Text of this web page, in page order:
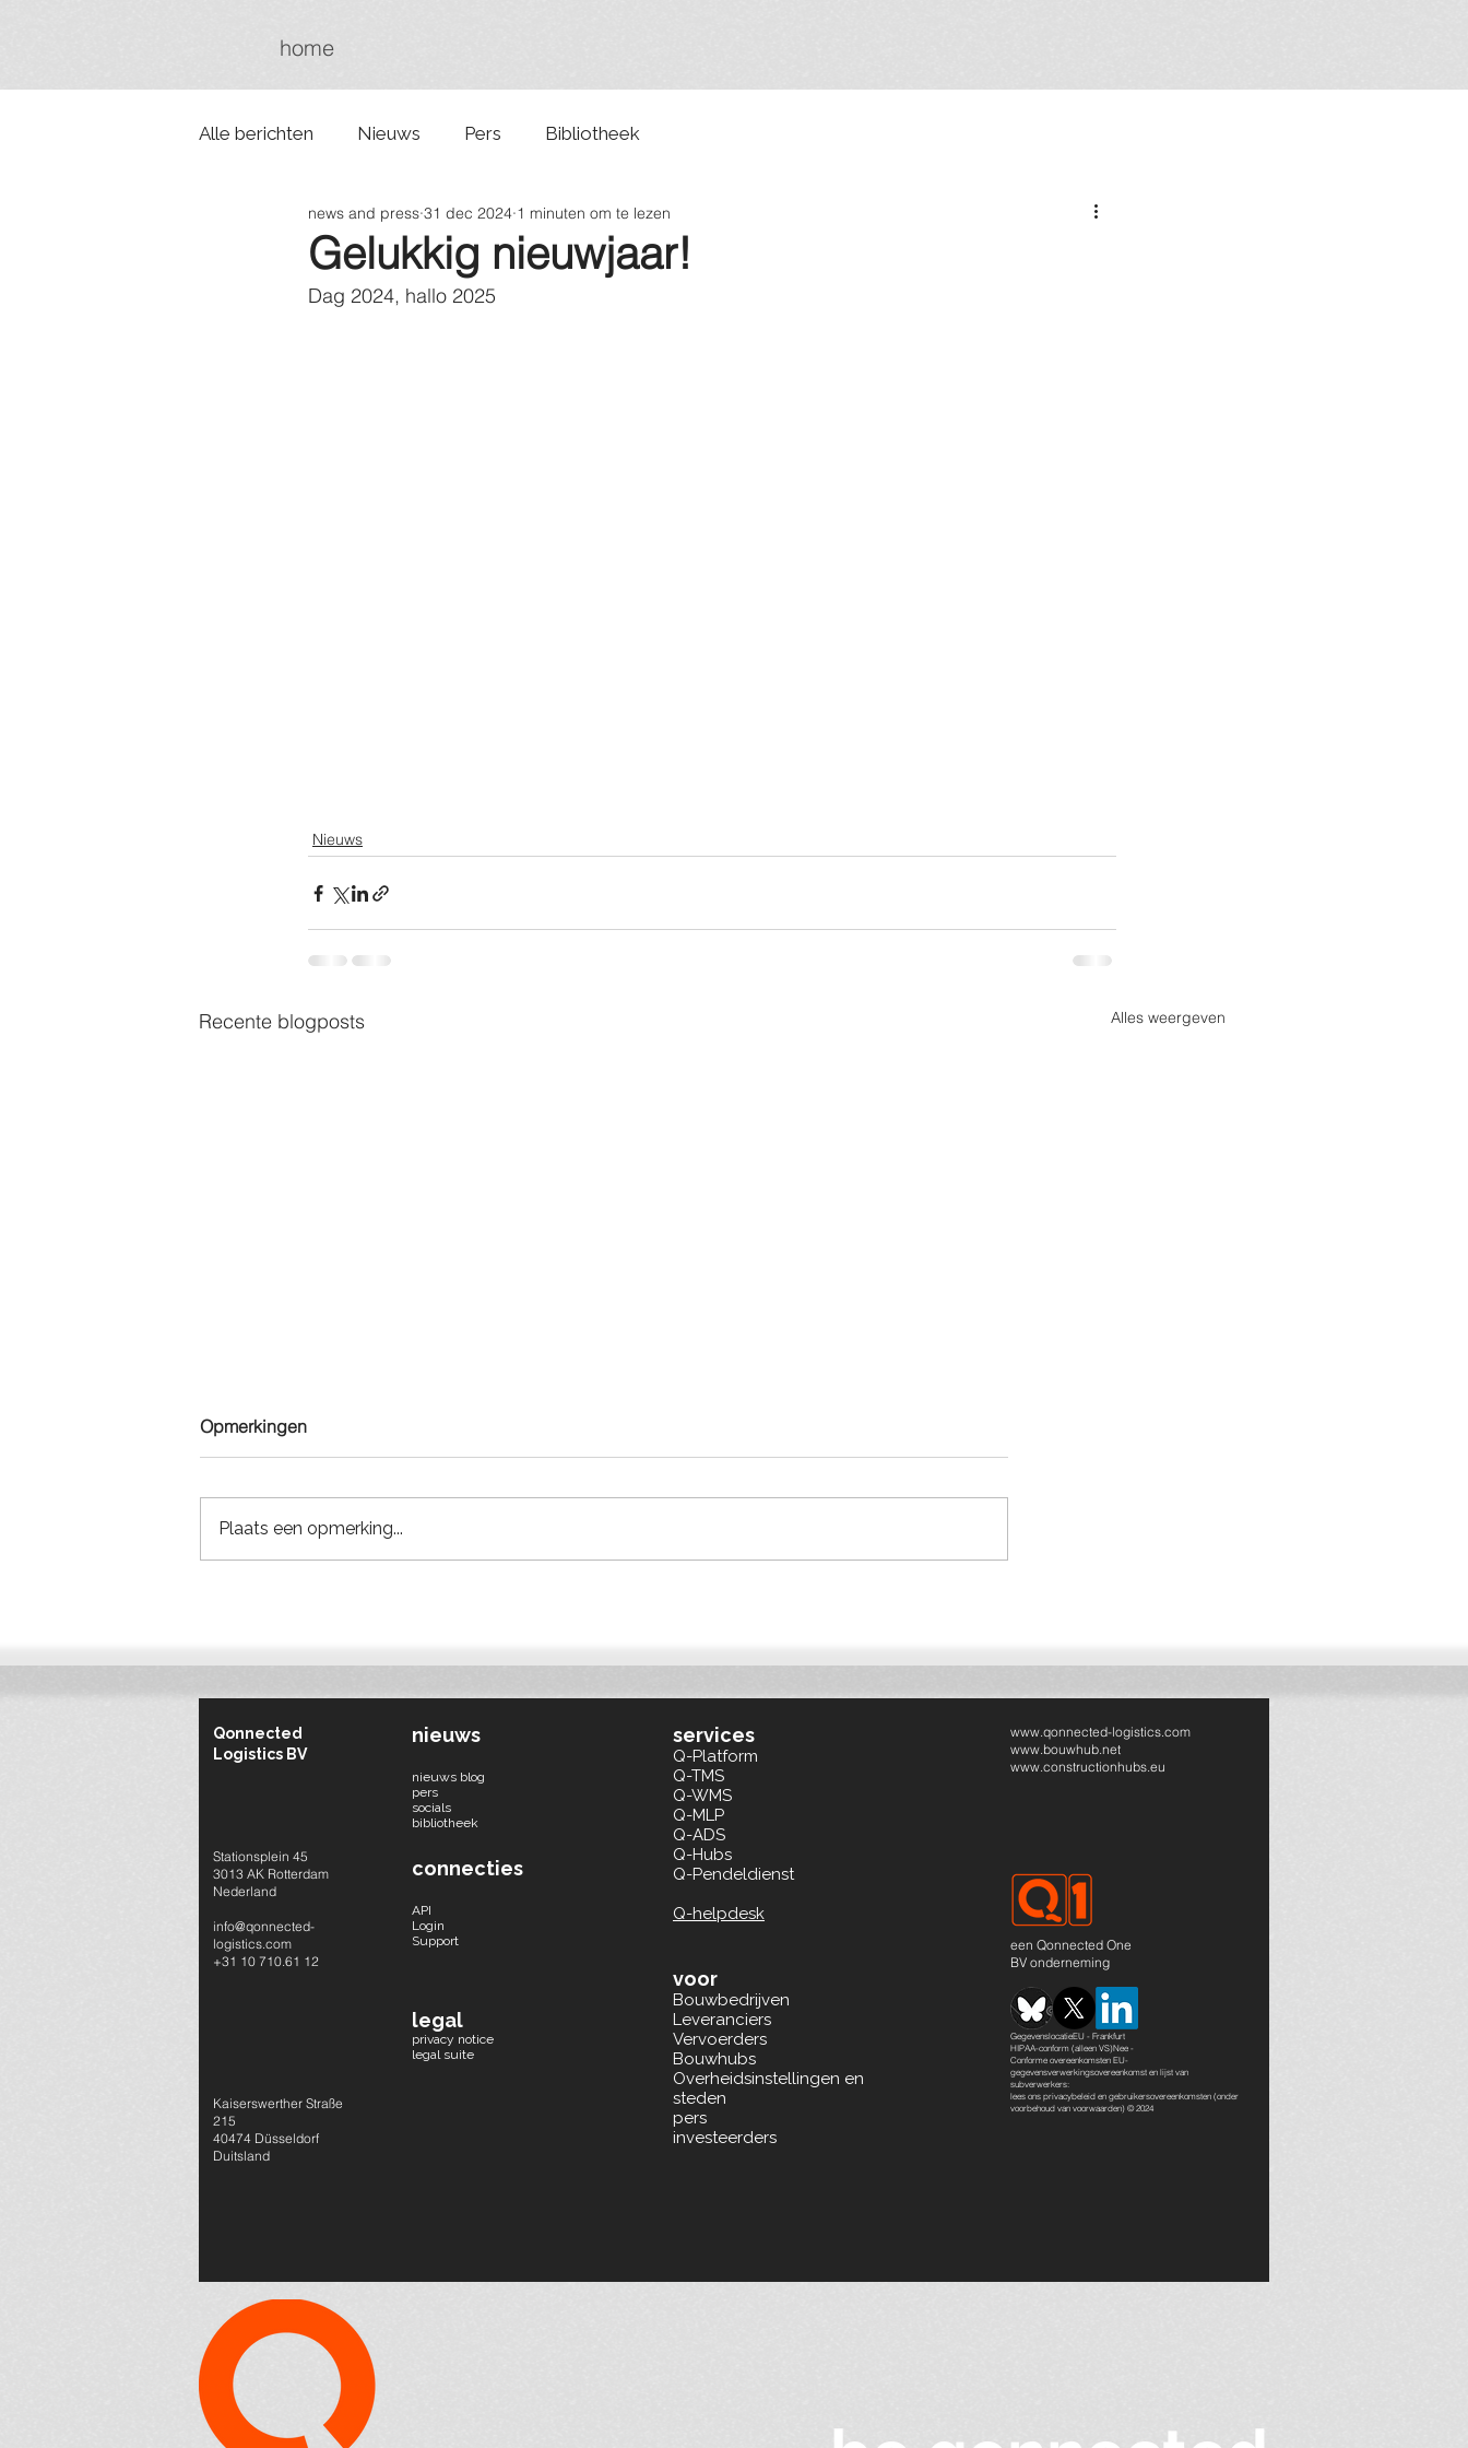
home
Alle berichten Nieuws Pers Bibliotheek
Gelukkig nieuwjaar!
news and press 31 dec 2024 1 minuten om te lezen
Dag 2024, hallo 2025
Nieuws
Recente blogposts Alles weergeven
bouwplaats
aan BREEAM en ESG
Opmerkingen
Plaats een opmerking...
Qonnected
Logistics BV
Stationsplein 45
3013 AK Rotterdam
Nederland
info@qonnected-
logistics.com
+31 10 710.61 12
Kaiserswerther Straße
215
40474 Düsseldorf
Duitsland
nieuws
nieuws blog
pers
socials​
bibliotheek
connecties
API
Login
Support
legal
privacy notice
legal suite
services
Q-Platform
Q-TMS
Q-WMS
Q-MLP
Q-ADS
Q-Hubs
Q-Pendeldienst
Q-helpdesk
voor
Bouwbedrijven
Leveranciers
Vervoerders
Bouwhubs
Overheidsinstellingen en
steden
pers
investeerders
www.qonnected-logistics.com
www.bouwhub.net
www.constructionhubs.eu
een Qonnected One
BV onderneming
GegevenslocatieEU - Frankfurt
HIPAA-conform (alleen VS)Nee -
Conforme overeenkomsten EU-
gegevensverwerkingsovereenkomst en lijst van
subverwerkers:
lees ons privacybeleid en gebruikersovereenkomsten (onder
voorbehoud van voorwaarden) © 2024